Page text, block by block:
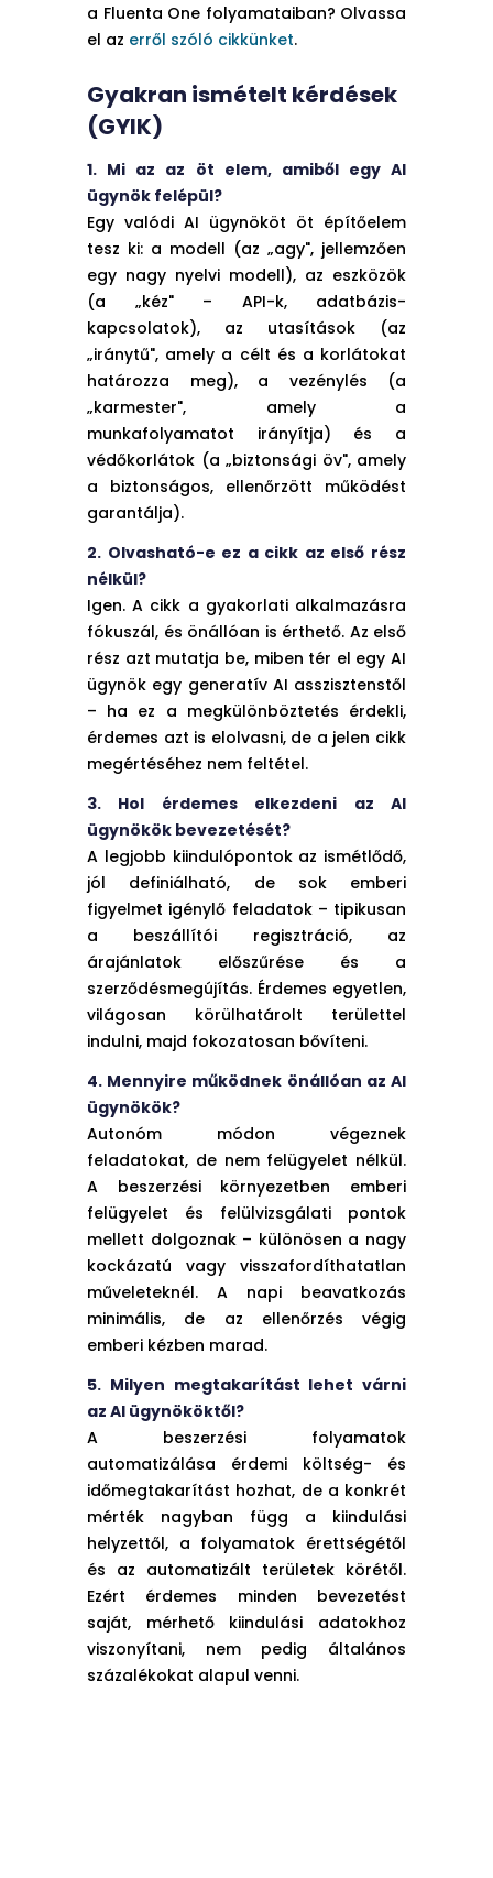
a Fluenta One folyamataiban? Olvassa
el az erről szóló cikkünket.
Gyakran ismételt kérdések
(GYIK)
1. Mi az az öt elem, amiből egy AI
ügynök felépül?
Egy valódi AI ügynököt öt építőelem
tesz ki: a modell (az „agy", jellemzően
egy nagy nyelvi modell), az eszközök
(a „kéz" – API-k, adatbázis-
kapcsolatok), az utasítások (az
„iránytű", amely a célt és a korlátokat
határozza meg), a vezénylés (a
„karmester", amely a
munkafolyamatot irányítja) és a
védőkorlátok (a „biztonsági öv", amely
a biztonságos, ellenőrzött működést
garantálja).
2. Olvasható-e ez a cikk az első rész
nélkül?
Igen. A cikk a gyakorlati alkalmazásra
fókuszál, és önállóan is érthető. Az első
rész azt mutatja be, miben tér el egy AI
ügynök egy generatív AI asszisztenstől
– ha ez a megkülönböztetés érdekli,
érdemes azt is elolvasni, de a jelen cikk
megértéséhez nem feltétel.
3. Hol érdemes elkezdeni az AI
ügynökök bevezetését?
A legjobb kiindulópontok az ismétlődő,
jól definiálható, de sok emberi
figyelmet igénylő feladatok – tipikusan
a beszállítói regisztráció, az
árajánlatok előszűrése és a
szerződésmegújítás. Érdemes egyetlen,
világosan körülhatárolt területtel
indulni, majd fokozatosan bővíteni.
4. Mennyire működnek önállóan az AI
ügynökök?
Autonóm módon végeznek
feladatokat, de nem felügyelet nélkül.
A beszerzési környezetben emberi
felügyelet és felülvizsgálati pontok
mellett dolgoznak – különösen a nagy
kockázatú vagy visszafordíthatatlan
műveleteknél. A napi beavatkozás
minimális, de az ellenőrzés végig
emberi kézben marad.
5. Milyen megtakarítást lehet várni
az AI ügynököktől?
A beszerzési folyamatok
automatizálása érdemi költség- és
időmegtakarítást hozhat, de a konkrét
mérték nagyban függ a kiindulási
helyzettől, a folyamatok érettségétől
és az automatizált területek körétől.
Ezért érdemes minden bevezetést
saját, mérhető kiindulási adatokhoz
viszonyítani, nem pedig általános
százalékokat alapul venni.